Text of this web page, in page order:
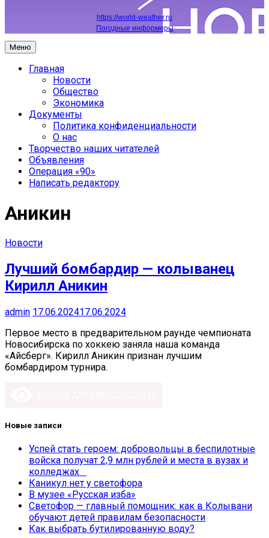
https://world-weather.ru
Погодные информеры
Меню
Главная
Новости
Общество
Экономика
Документы
Политика конфиденциальности
О нас
Творчество наших читателей
Объявления
Операция «90»
Написать редактору
Аникин
Новости
Лучший бомбардир — колыванец
Кирилл Аникин
admin 17.06.202417.06.2024
Первое место в предварительном раунде чемпионата
Новосибирска по хоккею заняла наша команда
«Айсберг». Кирилл Аникин признан лучшим
бомбардиром турнира.
Новые записи
Успей стать героем: добровольцы в беспилотные
войска получат 2,9 млн рублей и места в вузах и
колледжах
Каникул нет у светофора
В музее «Русская изба»
Светофор — главный помощник: как в Колывани
обучают детей правилам безопасности
Как выбрать бутилированную воду?